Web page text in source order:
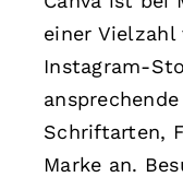
einer Vielzahl
Instagram-
Schriftarten,
Marke an.